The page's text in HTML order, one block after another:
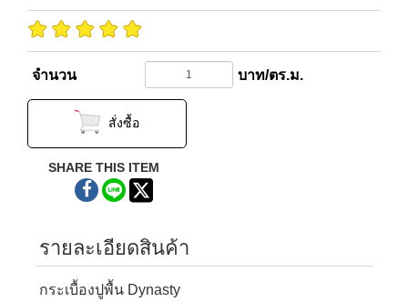
จำนวน บาท/ตร.ม.
สั่งซื้อ
SHARE THIS ITEM
รายละเอียดสินค้า
กระเบื้องปูพื้น Dynasty